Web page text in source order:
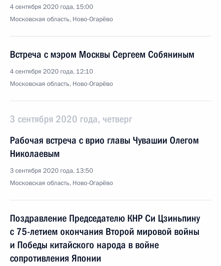
4 сентября 2020 года, 15:00
Московская область, Ново-Огарёво
Встреча с мэром Москвы Сергеем Собяниным
4 сентября 2020 года, 12:10
Московская область, Ново-Огарёво
3 сентября 2020 года, четверг
Рабочая встреча с врио главы Чувашии Олегом
Николаевым
3 сентября 2020 года, 13:50
Московская область, Ново-Огарёво
Поздравление Председателю КНР Си Цзиньпину
с 75-летием окончания Второй мировой войны
и Победы китайского народа в войне
сопротивления Японии